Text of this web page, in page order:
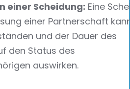
einer Scheidung: Eine
einer Partnerschaft
und der Dauer des
den Status des
auswirken.